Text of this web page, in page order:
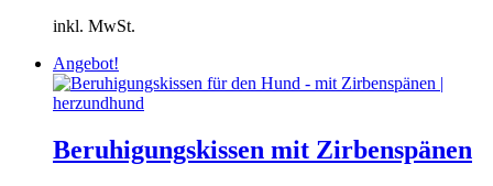
inkl. MwSt.
Angebot!
Beruhigungskissen mit Zirbenspänen